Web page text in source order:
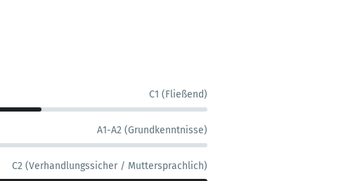
C1 (Fließend)
A1-A2 (Grundkenntnisse)
C2 (Verhandlungssicher / Muttersprachlich)